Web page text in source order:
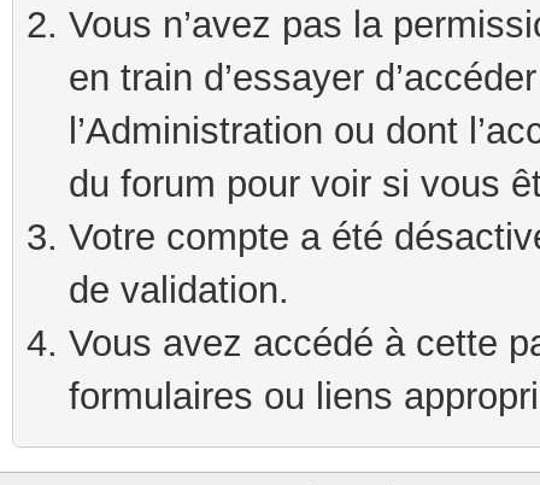
Vous n’avez pas la
en train d’essayer
l’Administration ou dont
du forum pour voir si vous
Votre compte a été
de validation.
Vous avez accédé à cette
formulaires ou liens